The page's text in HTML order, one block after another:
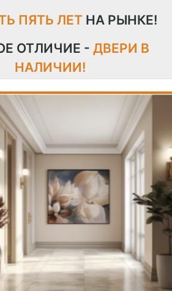
ПЯТЬ ЛЕТ НА РЫНКЕ!
ОТЛИЧИЕ - ДВЕРИ В
НАЛИЧИИ!